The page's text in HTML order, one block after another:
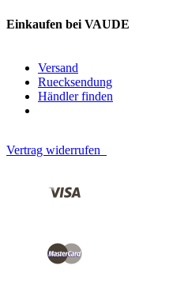
Einkaufen bei VAUDE
Versand
Ruecksendung
Händler finden
Vertrag widerrufen